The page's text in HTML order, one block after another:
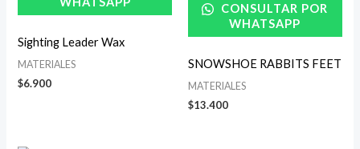
Sighting Leader Wax
MATERIALES
$6.900
CONSULTAR POR
WHATSAPP
SNOWSHOE RABBITS FEET
MATERIALES
$13.400